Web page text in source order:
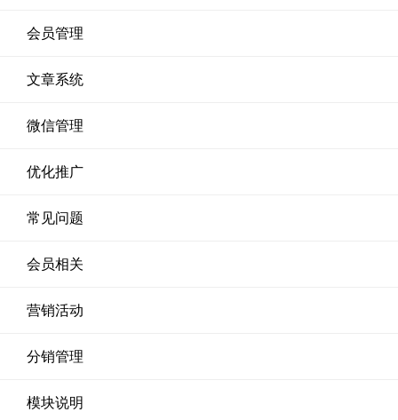
会员管理
文章系统
微信管理
优化推广
常见问题
会员相关
营销活动
分销管理
模块说明